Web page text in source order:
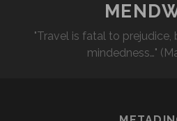
"Travel is fatal to
mindedness…"